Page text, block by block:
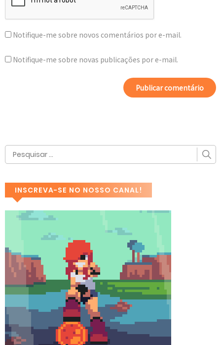
Notifique-me sobre novos comentários por e-mail.
Notifique-me sobre novas publicações por e-mail.
INSCREVA-SE NO NOSSO CANAL!